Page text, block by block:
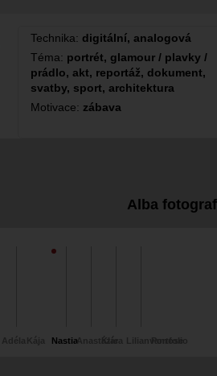
Technika: digitální, analogová
Téma: portrét, glamour / plavky /
prádlo, akt, reportáž, dokument,
svatby, sport, architektura
Motivace: zábava
Alba
NastiaAnastázie